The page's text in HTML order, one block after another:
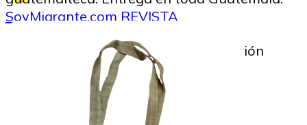
SoyMigrante.com REVISTA
Image to Credit : Ilustración IA Canción
Guatemalteca